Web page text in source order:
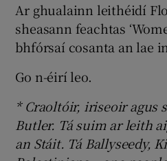
Ar ghualainn leithéidí
sheasann feachtas
bhfórsaí cosanta an lae
Go n-éirí leo.
* Craoltóir, iriseoir agus
Butler. Tá suim ar leith
an Stáit. Tá Ballyseedy,